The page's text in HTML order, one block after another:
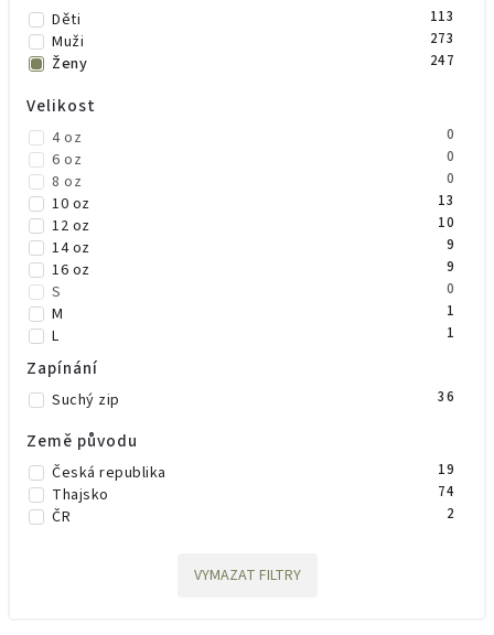
Děti 113
Muži 273
Ženy 247
Velikost
4 oz 0
6 oz 0
8 oz 0
10 oz 13
12 oz 10
14 oz 9
16 oz 9
S 0
M 1
L 1
L/XL
XL
2 metry 0
Zapínání
Suchý zip 36
Země původu
Česká republika 19
Thajsko 74
ČR 2
VYMAZAT FILTRY